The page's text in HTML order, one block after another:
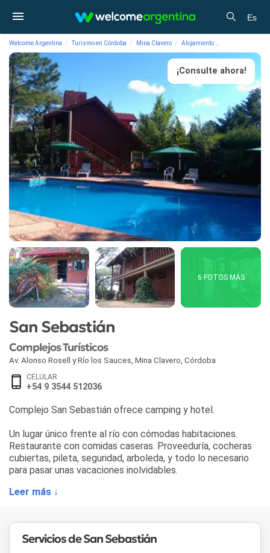
Es
Welcome Argentina Turismo en Córdoba Mina Clavero Alojamiento
¡Consulte ahora!
6 FOTOS MÁS
San Sebastián
Complejos Turísticos
Av. Alonso Rosell y Río los Sauces Mina Clavero Córdoba
CELULAR
+54 9 3544 512036
Complejo San Sebastián ofrece camping y hotel.
Un lugar único frente al río con cómodas habitaciones.
Restaurante con comidas caseras. Proveeduría, cocheras
cubiertas, pileta, seguridad, arboleda, y todo lo necesario
para pasar unas vacaciones inolvidables.
Leer más ↓
Servicios de San Sebastián